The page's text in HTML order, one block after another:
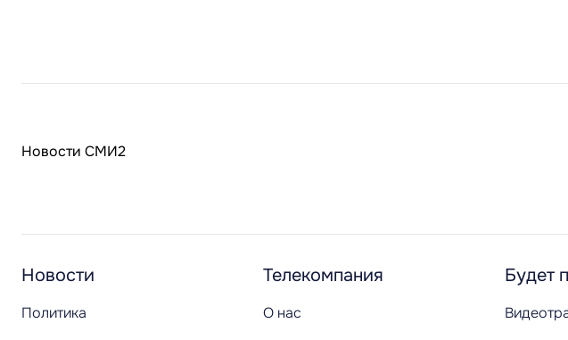
Новости СМИ2
Новости
Политика
Телекомпания
О нас
Будет